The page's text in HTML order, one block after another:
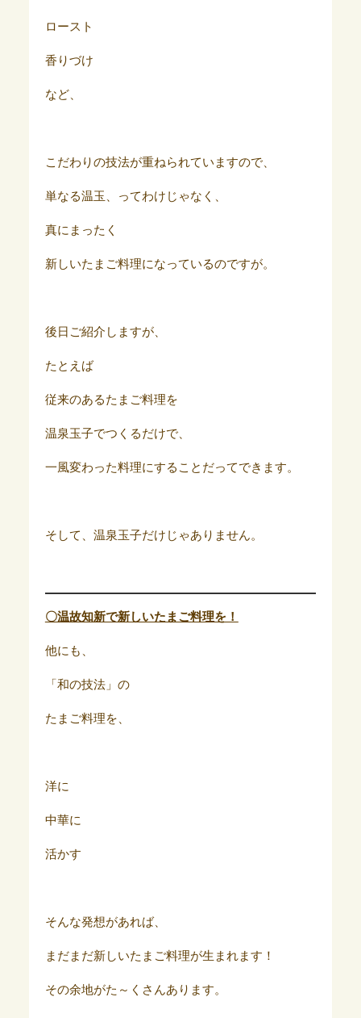
ロースト
香りづけ
など、
こだわりの技法が重ねられていますので、
単なる温玉、ってわけじゃなく、
真にまったく
新しいたまご料理になっているのですが。
後日ご紹介しますが、
たとえば
従来のあるたまご料理を
温泉玉子でつくるだけで、
一風変わった料理にすることだってできます。
そして、温泉玉子だけじゃありません。
〇温故知新で新しいたまご料理を！
他にも、
「和の技法」の
たまご料理を、
洋に
中華に
活かす
そんな発想があれば、
まだまだ新しいたまご料理が生まれます！
その余地がた～くさんあります。